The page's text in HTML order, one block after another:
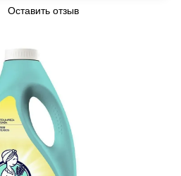
Оставить отзыв